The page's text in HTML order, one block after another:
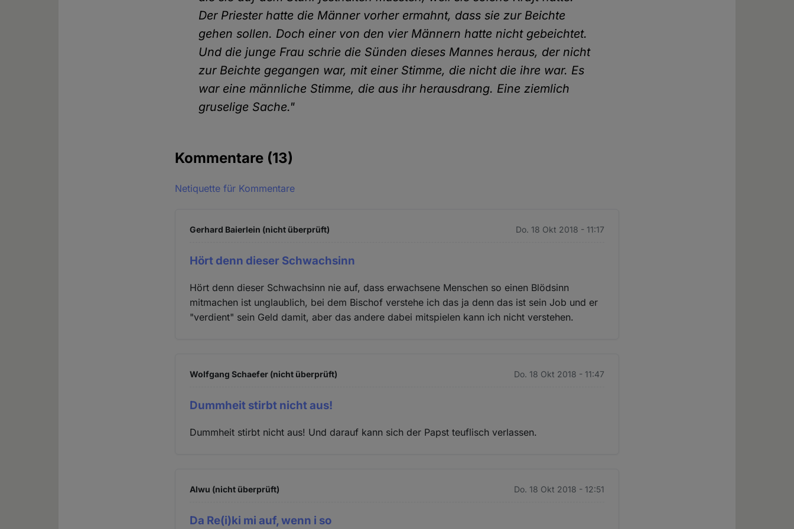
Der Priester hatte die Männer vorher ermahnt, dass sie zur Beichte
gehen sollen. Doch einer von den vier Männern hatte nicht gebeichtet.
Und die junge Frau schrie die Sünden dieses Mannes heraus, der nicht
zur Beichte gegangen war, mit einer Stimme, die nicht die ihre war. Es
war eine männliche Stimme, die aus ihr herausdrang. Eine ziemlich
gruselige Sache."
Kommentare (13)
Netiquette für Kommentare
Gerhard Baierlein (nicht überprüft) Do. 18 Okt 2018 - 11:17
Hört denn dieser Schwachsinn
Hört denn dieser Schwachsinn nie auf, dass erwachsene Menschen so einen Blödsinn
mitmachen ist unglaublich, bei dem Bischof verstehe ich das ja denn das ist sein Job und er
"verdient" sein Geld damit, aber das andere dabei mitspielen kann ich nicht verstehen.
Wolfgang Schaefer (nicht überprüft) Do. 18 Okt 2018 - 11:47
Dummheit stirbt nicht aus!
Dummheit stirbt nicht aus! Und darauf kann sich der Papst teuflisch verlassen.
Alwu (nicht überprüft) Do. 18 Okt 2018 - 12:51
Da Re(i)ki mi auf, wenn i so